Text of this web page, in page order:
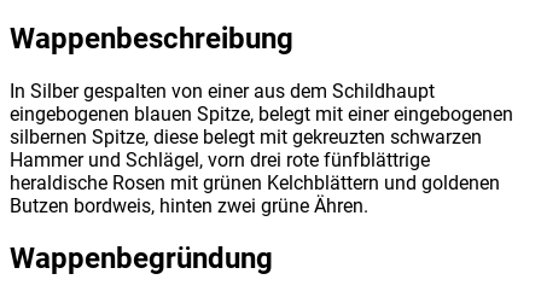
Wappenbeschreibung
In Silber gespalten von einer aus dem Schildhaupt
eingebogenen blauen Spitze, belegt mit einer eingebogenen
silbernen Spitze, diese belegt mit gekreuzten schwarzen
Hammer und Schlägel, vorn drei rote fünfblättrige
heraldische Rosen mit grünen Kelchblättern und goldenen
Butzen bordweis, hinten zwei grüne Ähren.
Wappenbegründung